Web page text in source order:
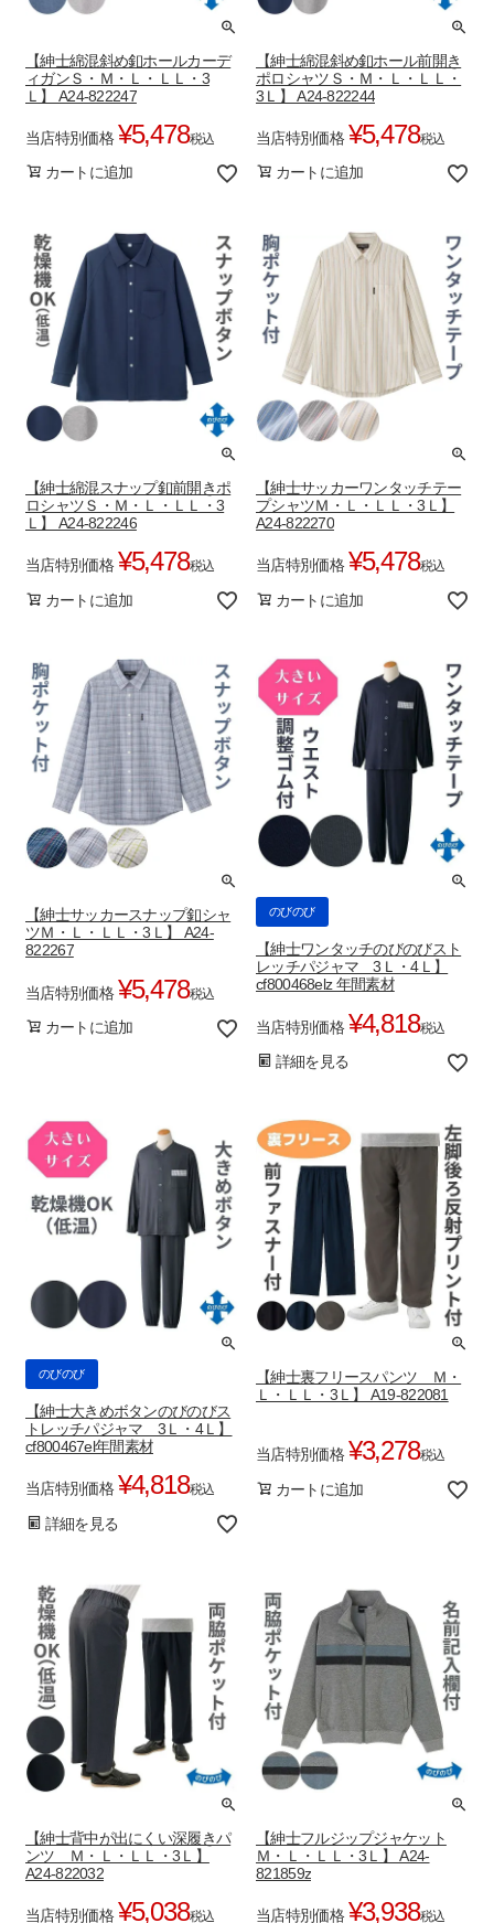
【紳士綿混斜め釦ホールカーデ
ィガンＳ・Ｍ・Ｌ・ＬＬ・3
Ｌ】 A24-822247
当店特別価格 ¥5,478税込
カートに追加
【紳士綿混斜め釦ホール前開き
ポロシャツＳ・Ｍ・Ｌ・ＬＬ・
3Ｌ】 A24-822244
当店特別価格 ¥5,478税込
カートに追加
【紳士綿混スナップ釦前開きポ
ロシャツＳ・Ｍ・Ｌ・ＬＬ・3
Ｌ】 A24-822246
当店特別価格 ¥5,478税込
カートに追加
【紳士サッカーワンタッチテー
プシャツＭ・Ｌ・ＬＬ・3Ｌ】
A24-822270
当店特別価格 ¥5,478税込
カートに追加
【紳士サッカースナップ釦シャ
ツＭ・Ｌ・ＬＬ・3Ｌ】 A24-
822267
当店特別価格 ¥5,478税込
カートに追加
のびのび
【紳士ワンタッチのびのびスト
レッチパジャマ 3Ｌ・4Ｌ】
cf800468elz 年間素材
当店特別価格 ¥4,818税込
詳細を見る
のびのび
【紳士大きめボタンのびのびス
トレッチパジャマ 3Ｌ・4Ｌ】
cf800467el年間素材
当店特別価格 ¥4,818税込
詳細を見る
【紳士裏フリースパンツ Ｍ・
Ｌ・ＬＬ・3Ｌ】 A19-822081
当店特別価格 ¥3,278税込
カートに追加
【紳士背中が出にくい深履きパ
ンツ Ｍ・Ｌ・ＬＬ・3Ｌ】
A24-822032
当店特別価格 ¥5,038税込
【紳士フルジップジャケット
Ｍ・Ｌ・ＬＬ・3Ｌ】 A24-
821859z
当店特別価格 ¥3,938税込